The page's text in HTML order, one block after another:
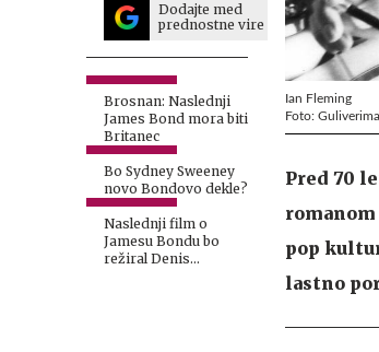
Dodajte med
prednostne vire
Brosnan: Naslednji
James Bond mora biti
Britanec
Bo Sydney Sweeney
novo Bondovo dekle?
Naslednji film o
Jamesu Bondu bo
režiral Denis
Ian Fleming
Foto:
Pred 70
pop
lastno